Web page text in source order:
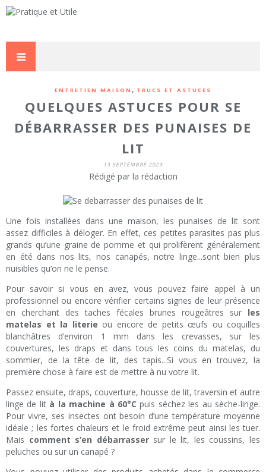
ENTRETIEN MAISON , TRUCS ET ASTUCES
QUELQUES ASTUCES POUR SE
DÉBARRASSER DES PUNAISES DE
LIT
13 SEPTEMBRE 2023
Rédigé par la rédaction
Une fois installées dans une maison, les punaises de lit sont
assez difficiles à déloger. En effet, ces petites parasites pas plus
grands qu’une graine de pomme et qui prolifèrent généralement
en été dans nos lits, nos canapés, notre linge...sont bien plus
nuisibles qu’on ne le pense.
Pour savoir si vous en avez, vous pouvez faire appel à un
professionnel ou encore vérifier certains signes de leur présence
en cherchant des taches fécales brunes rougeâtres sur les
matelas et la literie ou encore de petits œufs ou coquilles
blanchâtres d’environ 1 mm dans les crevasses, sur les
couvertures, les draps et dans tous les coins du matelas, du
sommier, de la tête de lit, des tapis...Si vous en trouvez, la
première chose à faire est de mettre à nu votre lit.
Passez ensuite, draps, couverture, housse de lit, traversin et autre
linge de lit à la machine à 60°C puis séchez les au sèche-linge.
Pour vivre, ses insectes ont besoin d’une température moyenne
idéale ; les fortes chaleurs et le froid extrême peut ainsi les tuer.
Mais comment s’en débarrassersur le lit, les coussins, les
peluches ou sur un canapé ?